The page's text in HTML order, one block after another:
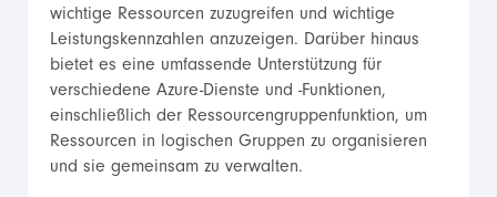
wichtige Ressourcen zuzugreifen und wichtige
Leistungskennzahlen anzuzeigen. Darüber hinaus
bietet es eine umfassende Unterstützung für
verschiedene Azure-Dienste und -Funktionen,
einschließlich der Ressourcengruppenfunktion, um
Ressourcen in logischen Gruppen zu organisieren
und sie gemeinsam zu verwalten.